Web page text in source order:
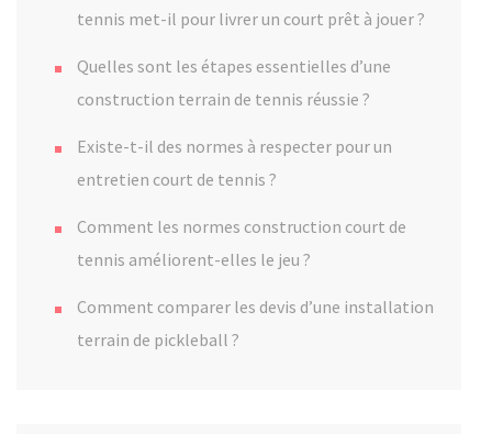
tennis met-il pour livrer un court prêt à jouer ?
Quelles sont les étapes essentielles d’une
construction terrain de tennis réussie ?
Existe-t-il des normes à respecter pour un
entretien court de tennis ?
Comment les normes construction court de
tennis améliorent-elles le jeu ?
Comment comparer les devis d’une installation
terrain de pickleball ?